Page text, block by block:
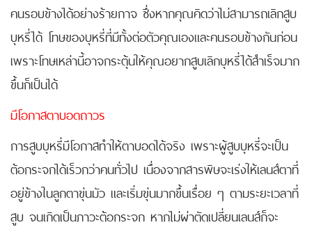
คนรอบข้างได้อย่างร้ายกาจ ซึ่งหากคุณคิดว่าไม่สามารถเลิกสูบ
บุหรี่ได้ โทษของบุหรี่ที่มีทั้งต่อตัวคุณเองและคนรอบข้างกันก่อน
เพราะโทษเหล่านี้อาจกระตุ้นให้คุณอยากสูบเลิกบุหรี่ได้สำเร็จมาก
ขึ้นก็เป็นได้
มีโอกาสตาบอดถาวร
การสูบบุหรี่มีโอกาสทำให้ตาบอดได้จริง เพราะผู้สูบบุหรี่จะเป็น
ต้อกระจกได้เร็วกว่าคนทั่วไป เนื่องจากสารพิษจะเร่งให้เลนส์ตาที่
อยู่ข้างในลูกตาขุ่นมัว และเริ่มขุ่นมากขึ้นเรื่อย ๆ ตามระยะเวลาที่
สูบ จนเกิดเป็นภาวะต้อกระจก หากไม่ผ่าตัดเปลี่ยนเลนส์ก็จะ